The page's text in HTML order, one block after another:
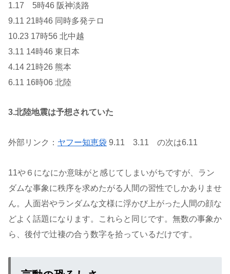
1.17 5時46 阪神淡路
9.11 21時46 同時多発テロ
10.23 17時56 北中越
3.11 14時46 東日本
4.14 21時26 熊本
6.11 16時06 北陸
3.北陸地震は予想されていた
外部リンク： ヤフー知恵袋 9.11 3.11 の次は6.11
11や６になにか意味がと感じてしまいがちですが、ラン
ダムな事象に秩序を求めたがる人間の習性でしかありませ
ん。人面岩やランダムな文様に浮かび上がった人間の顔な
どよく話題になります。これらと同じです。無数の事象か
ら、後付で辻褄の合う数字を拾っているだけです。